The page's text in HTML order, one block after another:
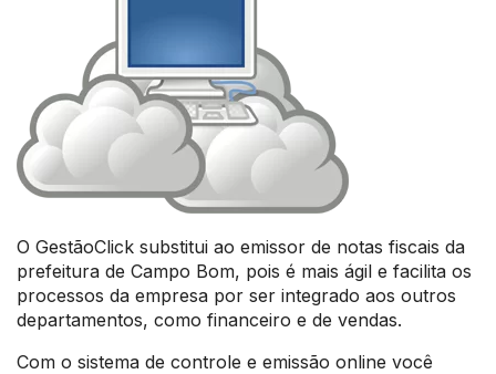
O GestãoClick substitui ao emissor de notas fiscais da
prefeitura de Campo Bom, pois é mais ágil e facilita os
processos da empresa por ser integrado aos outros
departamentos, como financeiro e de vendas.
Com o sistema de controle e emissão online você